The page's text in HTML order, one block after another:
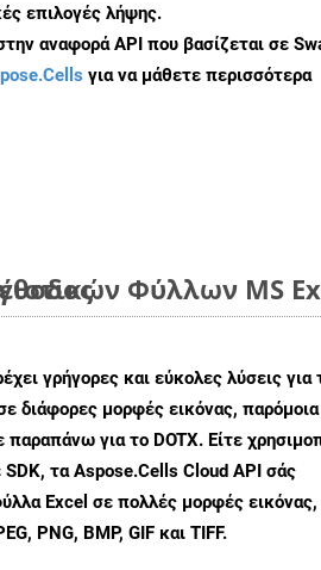
επιλογές λήψης.
αναφορά API που βασίζεται σε
για να μάθετε περισσότερα
Φύλλων MS
γρήγορες και εύκολες λύσεις για
διάφορες μορφές εικόνας,
για το DOTX. Είτε
SDK, τα Aspose.Cells Cloud API σάς
Excel σε πολλές μορφές εικόνας,
PNG, BMP, GIF και TIFF.